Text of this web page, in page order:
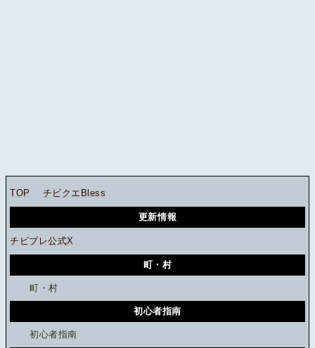
TOP チビクエBless
更新情報
チビブレ公式X
町・村
町・村
初心者指南
初心者指南